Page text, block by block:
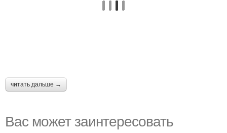
читать дальше →
Вас может заинтересовать